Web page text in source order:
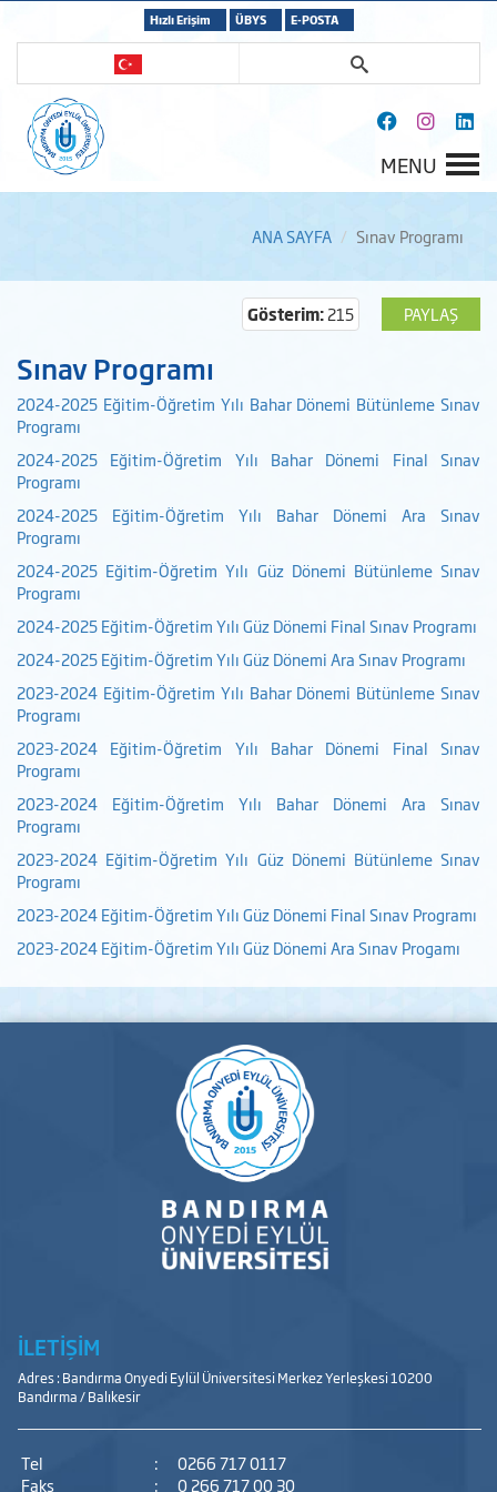
Hızlı Erişim ÜBYS E-POSTA
MENU
ANA SAYFA Sınav Programı
PAYLAŞ
Gösterim:215
Sınav Programı
2024-2025 Eğitim-Öğretim Yılı Bahar Dönemi Bütünleme Sınav
Programı
2024-2025 Eğitim-Öğretim Yılı Bahar Dönemi Final Sınav
Programı
2024-2025 Eğitim-Öğretim Yılı Bahar Dönemi Ara Sınav
Programı
2024-2025 Eğitim-Öğretim Yılı Güz Dönemi Bütünleme Sınav
Programı
2024-2025 Eğitim-Öğretim Yılı Güz Dönemi Final Sınav Programı
2024-2025 Eğitim-Öğretim Yılı Güz Dönemi Ara Sınav Programı
2023-2024 Eğitim-Öğretim Yılı Bahar Dönemi Bütünleme Sınav
Programı
2023-2024 Eğitim-Öğretim Yılı Bahar Dönemi Final Sınav
Programı
2023-2024 Eğitim-Öğretim Yılı Bahar Dönemi Ara Sınav
Programı
2023-2024 Eğitim-Öğretim Yılı Güz Dönemi Bütünleme Sınav
Programı
2023-2024 Eğitim-Öğretim Yılı Güz Dönemi Final Sınav Programı
2023-2024 Eğitim-Öğretim Yılı Güz Dönemi Ara Sınav Progamı
İLETİŞİM
Adres : Bandırma Onyedi Eylül Üniversitesi Merkez Yerleşkesi 10200
Bandırma / Balıkesir
Tel :
0266 717 0117
Faks
: 0 266 717 00 30